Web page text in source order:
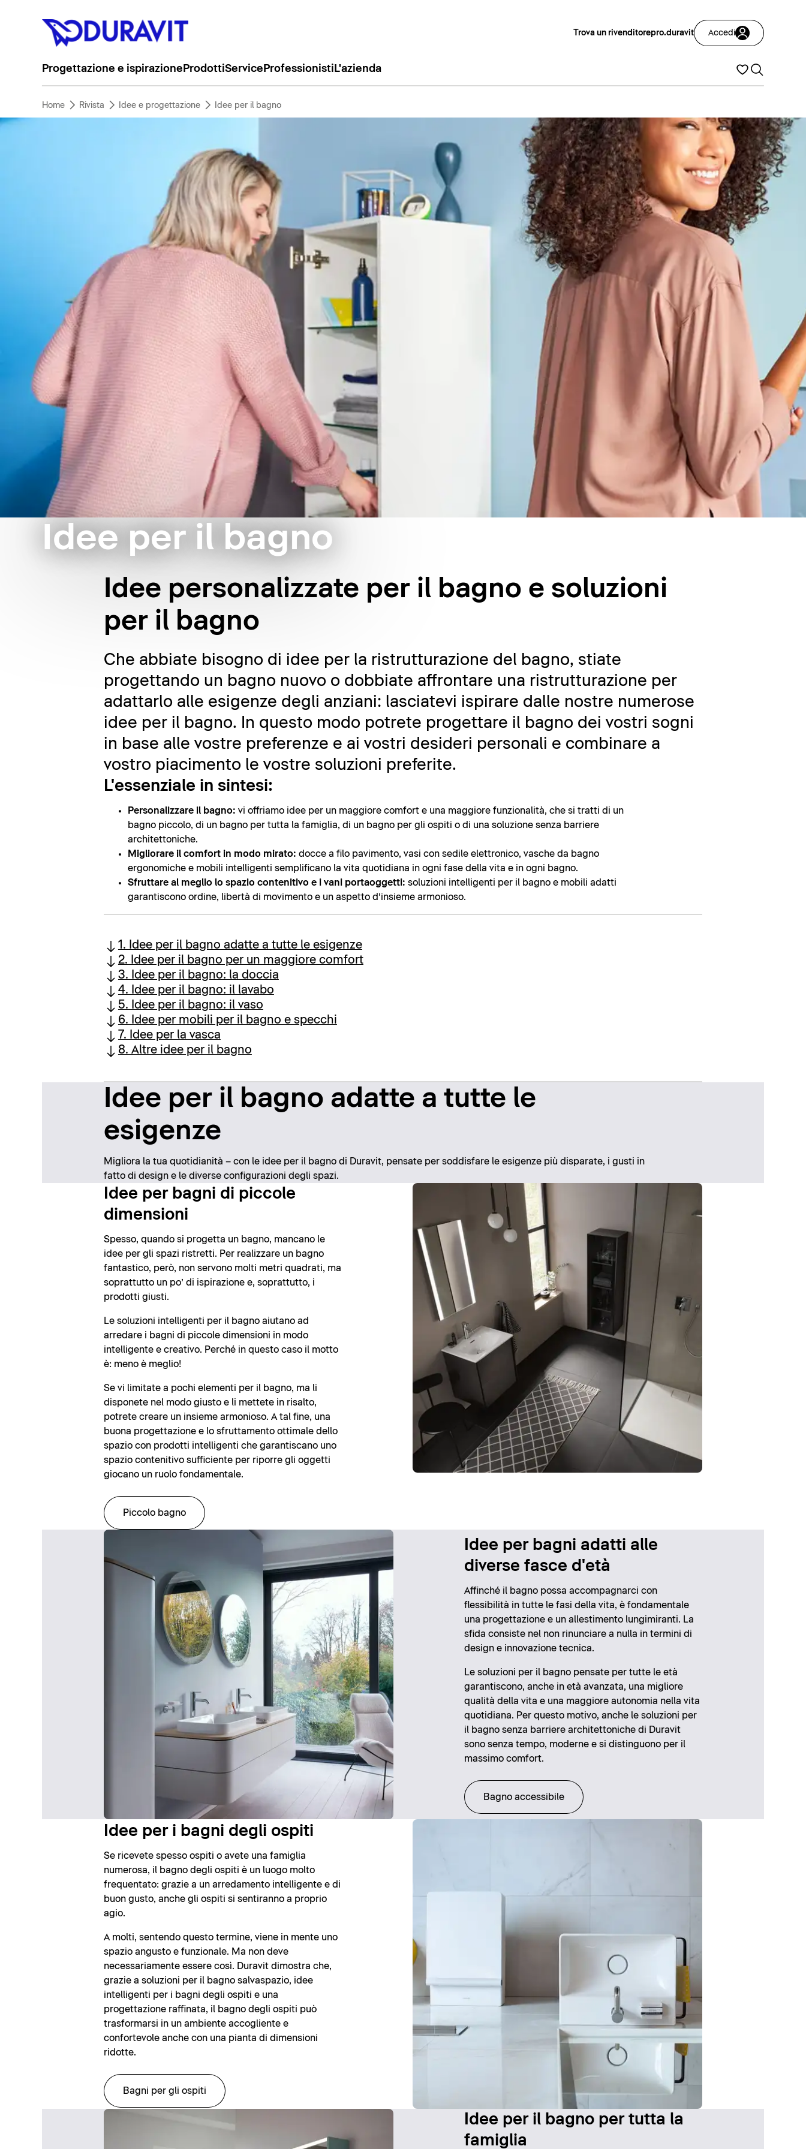
Trova un rivenditorepro.duravit Accedi
Progettazione e ispirazione ProdottiService Professionisti L'azienda
Home Rivista Idee e progettazione Idee per il bagno
Idee per il bagno
Idee personalizzate per il bagno e soluzioni
per il bagno
Che abbiate bisogno di idee per la ristrutturazione del bagno, stiate
progettando un bagno nuovo o dobbiate affrontare una ristrutturazione per
adattarlo alle esigenze degli anziani: lasciatevi ispirare dalle nostre numerose
idee per il bagno. In questo modo potrete progettare il bagno dei vostri sogni
in base alle vostre preferenze e ai vostri desideri personali e combinare a
vostro piacimento le vostre soluzioni preferite.
L'essenziale in sintesi:
Personalizzare il bagno: vi offriamo idee per un maggiore comfort e una maggiore funzionalità, che si tratti di un
bagno piccolo, di un bagno per tutta la famiglia, di un bagno per gli ospiti o di una soluzione senza barriere
architettoniche.
Migliorare il comfort in modo mirato: docce a filo pavimento, vasi con sedile elettronico, vasche da bagno
ergonomiche e mobili intelligenti semplificano la vita quotidiana in ogni fase della vita e in ogni bagno.
Sfruttare al meglio lo spazio contenitivo e i vani portaoggetti: soluzioni intelligenti per il bagno e mobili adatti
garantiscono ordine, libertà di movimento e un aspetto d’insieme armonioso.
1. Idee per il bagno adatte a tutte le esigenze
2. Idee per il bagno per un maggiore comfort
3. Idee per il bagno: la doccia
4. Idee per il bagno: il lavabo
5. Idee per il bagno: il vaso
6. Idee per mobili per il bagno e specchi
7. Idee per la vasca
8. Altre idee per il bagno
Idee per il bagno adatte a tutte le
esigenze
Migliora la tua quotidianità – con le idee per il bagno di Duravit, pensate per soddisfare le esigenze più disparate, i gusti in
fatto di design e le diverse configurazioni degli spazi.
Idee per bagni di piccole
dimensioni
Spesso, quando si progetta un bagno, mancano le
idee per gli spazi ristretti. Per realizzare un bagno
fantastico, però, non servono molti metri quadrati, ma
soprattutto un po’ di ispirazione e, soprattutto, i
prodotti giusti.
Le soluzioni intelligenti per il bagno aiutano ad
arredare i bagni di piccole dimensioni in modo
intelligente e creativo. Perché in questo caso il motto
è: meno è meglio!
Se vi limitate a pochi elementi per il bagno, ma li
disponete nel modo giusto e li mettete in risalto,
potrete creare un insieme armonioso. A tal fine, una
buona progettazione e lo sfruttamento ottimale dello
spazio con prodotti intelligenti che garantiscano uno
spazio contenitivo sufficiente per riporre gli oggetti
giocano un ruolo fondamentale.
Piccolo bagno
Idee per bagni adatti alle
diverse fasce d'età
Affinché il bagno possa accompagnarci con
flessibilità in tutte le fasi della vita, è fondamentale
una progettazione e un allestimento lungimiranti. La
sfida consiste nel non rinunciare a nulla in termini di
design e innovazione tecnica.
Le soluzioni per il bagno pensate per tutte le età
garantiscono, anche in età avanzata, una migliore
qualità della vita e una maggiore autonomia nella vita
quotidiana. Per questo motivo, anche le soluzioni per
il bagno senza barriere architettoniche di Duravit
sono senza tempo, moderne e si distinguono per il
massimo comfort.
Bagno accessibile
Idee per i bagni degli ospiti
Se ricevete spesso ospiti o avete una famiglia
numerosa, il bagno degli ospiti è un luogo molto
frequentato: grazie a un arredamento intelligente e di
buon gusto, anche gli ospiti si sentiranno a proprio
agio.
A molti, sentendo questo termine, viene in mente uno
spazio angusto e funzionale. Ma non deve
necessariamente essere così. Duravit dimostra che,
grazie a soluzioni per il bagno salvaspazio, idee
intelligenti per i bagni degli ospiti e una
progettazione raffinata, il bagno degli ospiti può
trasformarsi in un ambiente accogliente e
confortevole anche con una pianta di dimensioni
ridotte.
Bagni per gli ospiti
Idee per il bagno per tutta la
famiglia